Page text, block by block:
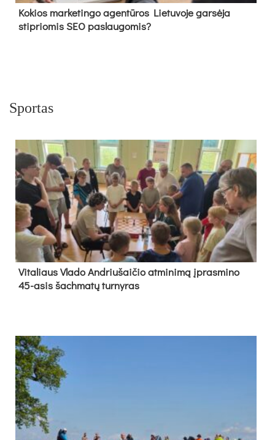
Kokios marketingo agentūros Lietuvoje garsėja
stipriomis SEO paslaugomis?
Sportas
Vi­ta­liaus Vla­do And­riu­šai­čio at­mi­ni­mą įpras­mi­no
45-asis šach­ma­tų tur­ny­ras